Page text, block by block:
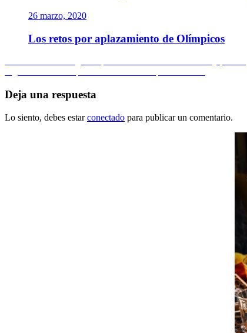
26 marzo, 2020
Los retos por aplazamiento de Olímpicos
Navegación
de
entradas
Deja una respuesta
Lo siento, debes estarconectado para publicar un comentario.